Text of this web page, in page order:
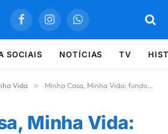
FacebookInstagramWhatsApp
SOCIAIS NOTÍCIAS TV
Vida » Minha Casa, Minha Vida: fundo contra inadimplência condominial
Minha Vida: